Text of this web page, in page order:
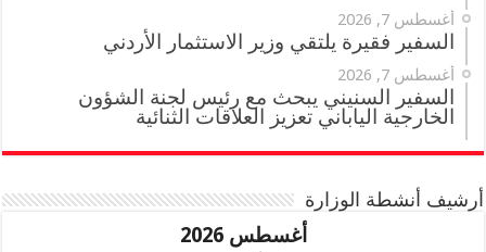
أغسطس 7, 2026
السفير فقيرة يلتقي وزير الاستثمار الأردني
أغسطس 7, 2026
السفير السنيني يبحث مع رئيس لجنة الشؤون
الخارجية الياباني تعزيز العلاقات الثنائية
أرشيف أنشطة الوزارة
أغسطس 2026